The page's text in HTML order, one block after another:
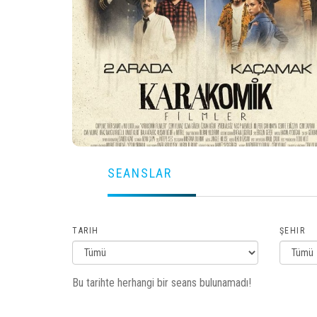
SEANSLAR
TARIH ŞEHIR
Bu tarihte herhangi bir seans bulunamadı!